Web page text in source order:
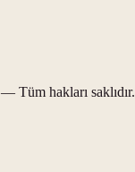
— Tüm hakları saklıdır.